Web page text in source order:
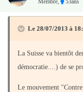
Membre, 53ans
Le 28/07/2013 à
La Suisse va bientôt
démocratie....) de se
Le mouvement